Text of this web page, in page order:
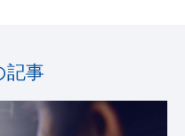
事